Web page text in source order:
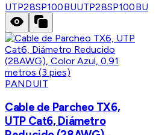
UTP28SP100BUUTP28SP100BU
PANDUIT
Cable de Parcheo TX6,
UTP Cat6, Diámetro